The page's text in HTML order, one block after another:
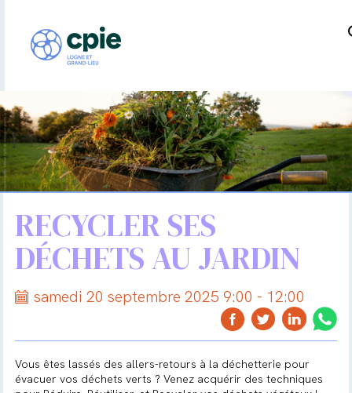
RECYCLER SES
DÉCHETS AU JARDIN
samedi 20 septembre 2025 9:00 - 12:00
Vous êtes lassés des allers-retours à la déchetterie pour
évacuer vos déchets verts ? Venez acquérir des techniques